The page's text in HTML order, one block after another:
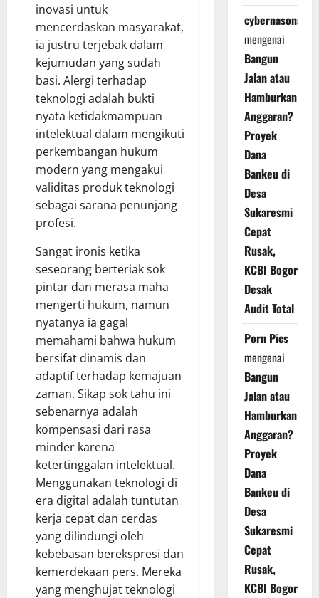
inovasi untuk
mencerdaskan masyarakat,
ia justru terjebak dalam
kejumudan yang sudah
basi. Alergi terhadap
teknologi adalah bukti
nyata ketidakmampuan
intelektual dalam mengikuti
perkembangan hukum
modern yang mengakui
validitas produk teknologi
sebagai sarana penunjang
profesi.
Sangat ironis ketika
seseorang berteriak sok
pintar dan merasa maha
mengerti hukum, namun
nyatanya ia gagal
memahami bahwa hukum
bersifat dinamis dan
adaptif terhadap kemajuan
zaman. Sikap sok tahu ini
sebenarnya adalah
kompensasi dari rasa
minder karena
ketertinggalan intelektual.
Menggunakan teknologi di
era digital adalah tuntutan
kerja cepat dan cerdas
yang dilindungi oleh
kebebasan berekspresi dan
kemerdekaan pers. Mereka
yang menghujat teknologi
cybernasonal
mengenai
Bangun
Jalan atau
Hamburkan
Anggaran?
Proyek
Dana
Bankeu di
Desa
Sukaresmi
Cepat
Rusak,
KCBI Bogor
Desak
Audit Total
Porn Pics
mengenai
Bangun
Jalan atau
Hamburkan
Anggaran?
Proyek
Dana
Bankeu di
Desa
Sukaresmi
Cepat
Rusak,
KCBI Bogor